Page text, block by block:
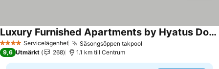
4 StjärnorServicelägenhet Säsongsöppen takpool
Luxury Furnished Apartments by Hyatus Downtown at Yale
Se priser
9,6 Utmärkt 268 1.1 km till Centrum